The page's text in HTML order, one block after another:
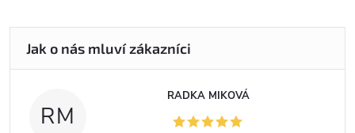
RM
RADKA MIKOVÁ